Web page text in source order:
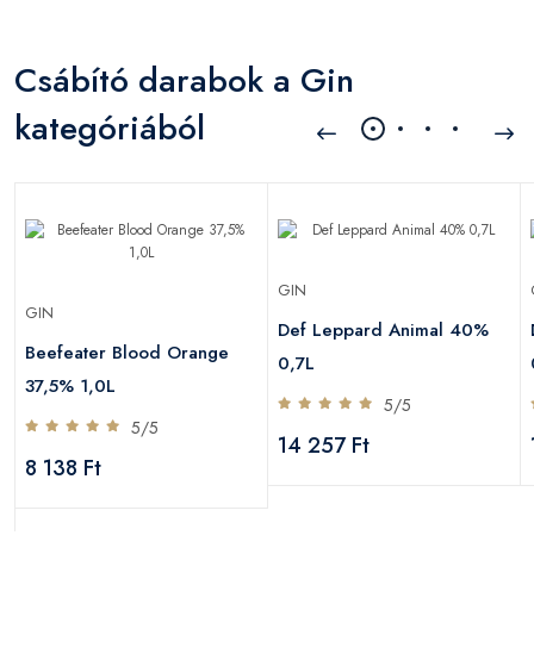
Csábító darabok a Gin
kategóriából
GIN
Beefeater Blood Orange
37,5% 1,0L
5/5
8 138 Ft
GIN
Def Leppard Animal 40%
0,7L
5/5
14 257 Ft